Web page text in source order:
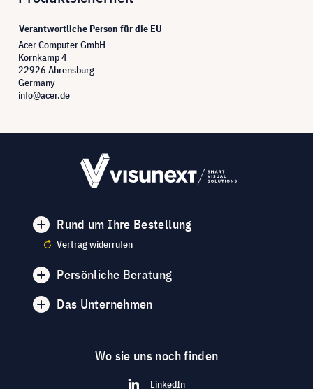
Verantwortliche Person für die EU
Acer Computer GmbH
Kornkamp 4
22926 Ahrensburg
Germany
info@acer.de
Rund um Ihre Bestellung
Vertrag widerrufen
Persönliche Beratung
Das Unternehmen
Wo sie uns noch finden
LinkedIn